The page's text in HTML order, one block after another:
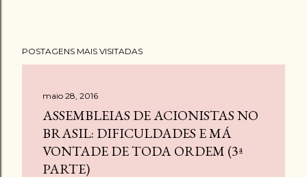
c
POSTAGENS MAIS VISITADAS
maio 28, 2016
ASSEMBLEIAS DE ACIONISTAS NO
BRASIL: DIFICULDADES E MÁ
VONTADE DE TODA ORDEM (3ª
PARTE)